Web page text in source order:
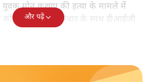
मोनू कश्यप की हत्या के मामले में
को लेकर पीड़ित परिवार के साथ डीआईजी
और पढ़ें